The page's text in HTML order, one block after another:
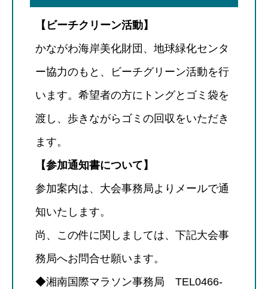
【ビーチクリーン活動】
かながわ海岸美化財団、地球緑化センタ
ー協力のもと、ビーチグリーン活動を行
います。希望者の方にトングとゴミ袋を
渡し、歩きながらゴミの回収をいただき
ます。
【参加通知書について】
参加案内は、大会事務局よりメールで通
知いたします。
尚、この件に関しましては、下記大会事
務局へお問合せ願います。
◆湘南国際マラソン事務局 TEL0466-